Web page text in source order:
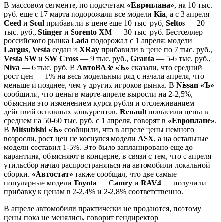
В массовом сегменте, по подсчетам «Европлана», на 10 тыс.
руб. еще с 17 марта подорожали все модели Kia, а с 3 апреля
Ceed и Soul прибавили в цене еще 10 тыс. руб, Seltos — 20
тыс. руб., Stinger и Sorento XM — 30 тыс. руб. Бестселлер
российского рынка Lada подорожал с 1 апреля: модели
Largus, Vesta седан и XRay прибавили в цене по 7 тыс. руб.,
Vesta SW и SW Cross — 9 тыс. руб., Granta — 5-6 тыс. руб.,
Niva — 6 тыс. руб. В АвтоВАЗе «Ъ» сказали, что средний
рост цен — 1% на весь модельный ряд с начала апреля, что
меньше и позднее, чем у других игроков рынка. В Nissan «Ъ»
сообщили, что цены в марте-апреле выросли на 2-2,5%,
объяснив это изменением курса рубля и отслеживанием
действий основных конкурентов. Renault повысили цены в
среднем на 50-60 тыс. руб. с 1 апреля, говорят в «Европлане».
В Mitsubishi «Ъ» сообщили, что в апреле цены немного
возросли, рост цен не коснулся модели ASX, а на остальные
модели составил 1-5%. Это было запланировано еще до
карантина, объясняют в концерне, в связи с тем, что с апреля
утильсбор начал распространяться на автомобили локальной
сборки. «Автостат» также сообщал, что две самые
популярные модели Toyota — Camry и RAV4 — получили
прибавку к ценам в 2-2,4% и 2-2,8% соответственно.
В апреле автомобили практически не продаются, поэтому
цены пока не менялись, говорит гендиректор